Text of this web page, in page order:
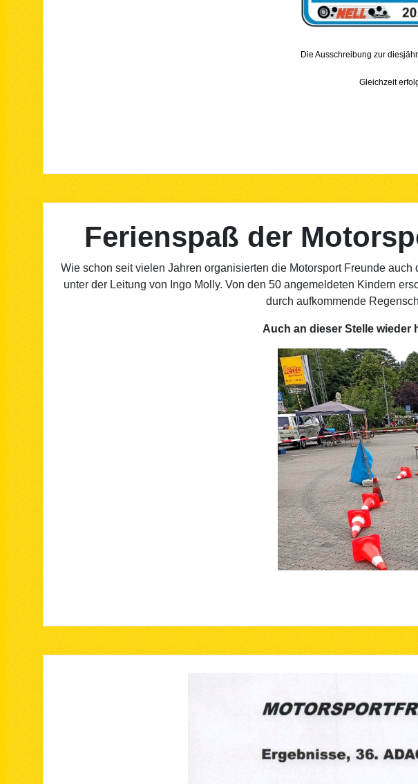
Die Ausschreibung zur
Gleichzeit
Ferienspaß der
Wie schon seit vielen Jahren organisierten die Motorsport Freunde
unter der Leitung von Ingo Molly. Von den 50 angemeldeten Kindern
durch aufkommende
Auch an dieser Stelle wieder